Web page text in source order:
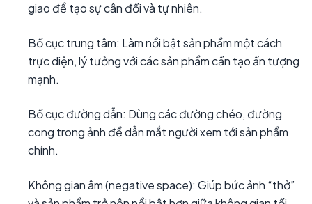
giao để tạo sự cân đối và tự nhiên.
Bố cục trung tâm: Làm nổi bật sản phẩm một cách
trực diện, lý tưởng với các sản phẩm cần tạo ấn tượng
mạnh.
Bố cục đường dẫn: Dùng các đường chéo, đường
cong trong ảnh để dẫn mắt người xem tới sản phẩm
chính.
Không gian âm (negative space): Giúp bức ảnh “thở”